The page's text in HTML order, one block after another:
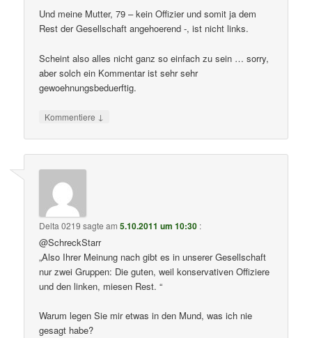
Und meine Mutter, 79 – kein Offizier und somit ja dem
Rest der Gesellschaft angehoerend -, ist nicht links.
Scheint also alles nicht ganz so einfach zu sein … sorry,
aber solch ein Kommentar ist sehr sehr
gewoehnungsbeduerftig.
Kommentiere ↓
Delta 0219 sagte am5.10.2011 um 10:30 :
@SchreckStarr
„Also Ihrer Meinung nach gibt es in unserer Gesellschaft
nur zwei Gruppen: Die guten, weil konservativen Offiziere
und den linken, miesen Rest. “
Warum legen Sie mir etwas in den Mund, was ich nie
gesagt habe?